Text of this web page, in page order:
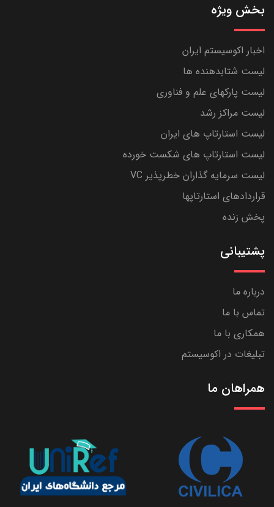
بخش ویژه
اخبار اکوسیستم ایران
لیست شتابدهنده ها
لیست پارکهای علم و فناوری
لیست مراکز رشد
لیست استارتاپ های ایران
لیست استارتاپ های شکست خورده
لیست سرمایه گذاران خطرپذیر VC
قراردادهای استارتاپها
پخش زنده
پشتیبانی
درباره ما
تماس با ما
همکاری با ما
تبلیغات در اکوسیستم
همراهان ما